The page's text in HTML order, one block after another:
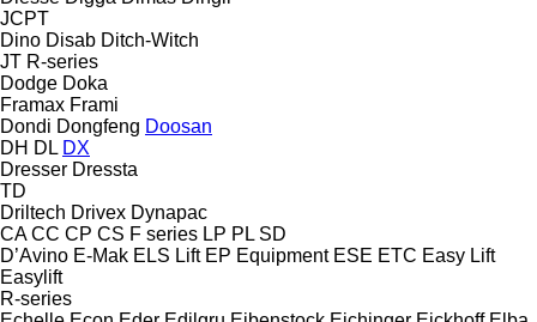
JCPT
Dino Disab Ditch-Witch
JT R-series
Dodge Doka
Framax Frami
Dondi Dongfeng Doosan
DH DL DX
Dresser Dressta
TD
Driltech Drivex Dynapac
CA CC CP CS F series LP PL SD
D’Avino E-Mak ELS Lift EP Equipment ESE ETC Easy Lift
Easylift
R-series